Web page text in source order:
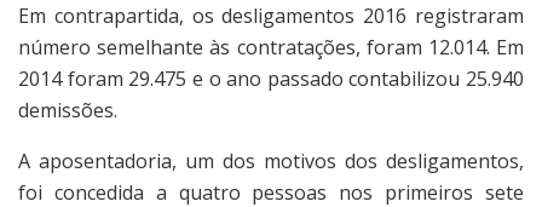
Em contrapartida, os desligamentos 2016 registraram
número semelhante às contratações, foram 12.014. Em
2014 foram 29.475 e o ano passado contabilizou 25.940
demissões.
A aposentadoria, um dos motivos dos desligamentos,
foi concedida a quatro pessoas nos primeiros sete